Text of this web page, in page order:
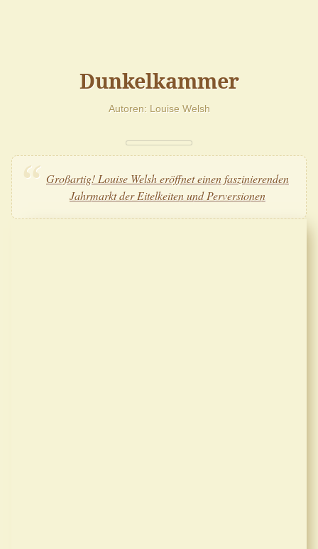
Dunkelkammer
Autoren Louise Welsh
Großartig! Louise Welsh eröffnet einen faszinierenden
Jahrmarkt der Eitelkeiten und Perversionen